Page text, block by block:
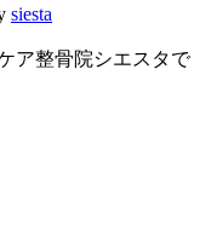
siesta
ア整骨院シエスタで